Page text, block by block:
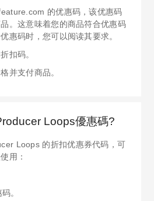
的优惠码，该优惠码
。这意味着您的商品符合优惠码
惠码时，您可以阅读其要求。
扣码。
并支付商品。
Loops優惠碼?
Loops 的折扣优惠券代码，可
用：
。